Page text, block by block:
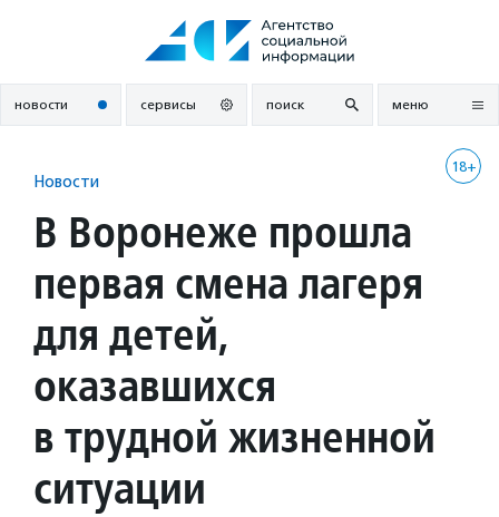
новости сервисы поиск меню
18+
Новости
В Воронеже прошла
первая смена лагеря
для детей,
оказавшихся
в трудной жизненной
ситуации